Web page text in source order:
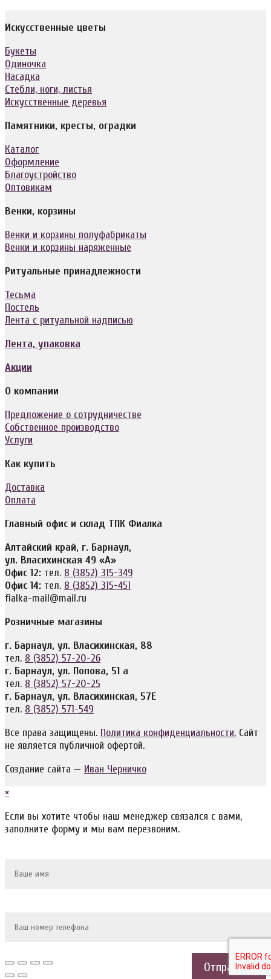
Искусственные цветы
Букеты
Одиночка
Насадка
Стебли, ноги, листья
Искусственные деревья
Памятники, кресты, оградки
Каталог
Оформление
Благоустройство
Оптовикам
Венки, корзины
Венки и корзины полуфабрикаты
Венки и корзины наряженные
Ритуальные принадлежности
Тесьма
Постель
Лента с ритуальной надписью
Лента, упаковка
Акции
О компании
Предложение о сотрудничестве
Собственное производство
Услуги
Как купить
Доставка
Оплата
Главный офис и склад ТПК Фиалка
Алтайский край, г. Барнаул,
ул. Власихинская 49 «А»
Офис 12: тел. 8 (3852) 315-349
Офис 14: тел. 8 (3852) 315-451
fialka-mail@mail.ru
Розничные магазины
г. Барнаул, ул. Власихинская, 88
тел. 8 (3852) 57-20-26
г. Барнаул, ул. Попова, 51 а
тел. 8 (3852) 57-20-25
г. Барнаул, ул. Власихинская, 57Е
тел. 8 (3852) 571-549
Все права защищены. Политика конфиденциальности. Сайт
не является публичной офертой.
Создание сайта — Иван Черничко
×
Если вы хотите чтобы наш менеджер связался с вами,
заполните форму и мы вам перезвоним.